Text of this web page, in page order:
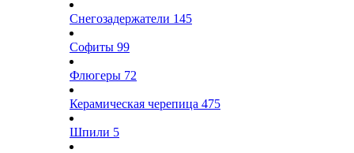
Снегозадержатели 145
Софиты 99
Флюгеры 72
Керамическая черепица 475
Шпили 5